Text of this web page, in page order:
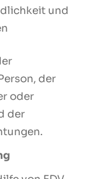
und
der
oder
der